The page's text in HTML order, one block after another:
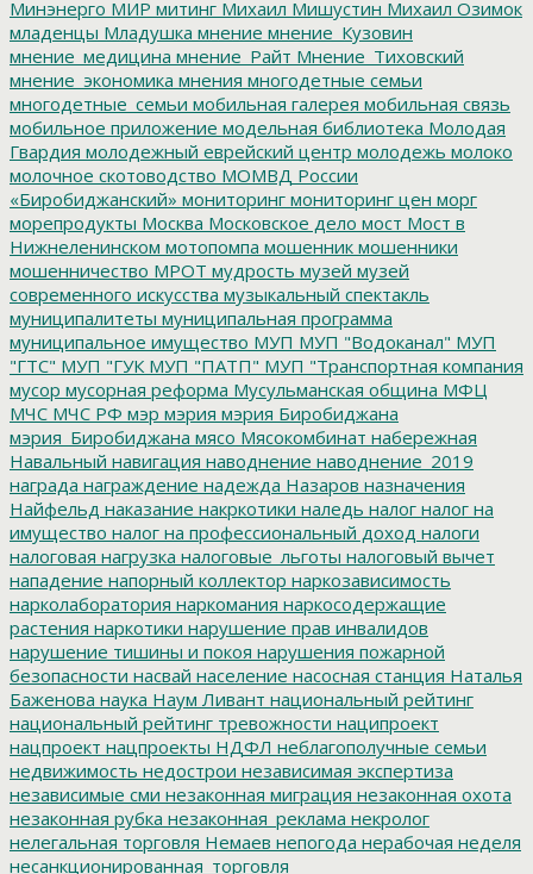
Минэнерго МИР митинг Михаил Мишустин Михаил Озимок
младенцы Младушка мнение мнение_Кузовин
мнение_медицина мнение_Райт Мнение_Тиховский
мнение_экономика мнения многодетные семьи
многодетные_семьи мобильная галерея мобильная связь
мобильное приложение модельная библиотека Молодая
Гвардия молодежный еврейский центр молодежь молоко
молочное скотоводство МОМВД России
«Биробиджанский» мониторинг мониторинг цен морг
морепродукты Москва Московское дело мост Мост в
Нижнеленинском мотопомпа мошенник мошенники
мошенничество МРОТ мудрость музей музей
современного искусства музыкальный спектакль
муниципалитеты муниципальная программа
муниципальное имущество МУП МУП "Водоканал" МУП
"ГТС" МУП "ГУК МУП "ПАТП" МУП "Транспортная компания
мусор мусорная реформа Мусульманская община МФЦ
МЧС МЧС РФ мэр мэрия мэрия Биробиджана
мэрия_Биробиджана мясо Мясокомбинат набережная
Навальный навигация наводнение наводнение_2019
награда награждение надежда Назаров назначения
Найфельд наказание накркотики наледь налог налог на
имущество налог на профессиональный доход налоги
налоговая нагрузка налоговые_льготы налоговый вычет
нападение напорный коллектор наркозависимость
нарколаборатория наркомания наркосодержащие
растения наркотики нарушение прав инвалидов
нарушение тишины и покоя нарушения пожарной
безопасности насвай население насосная станция Наталья
Баженова наука Наум Ливант национальный рейтинг
национальный рейтинг тревожности наципроект
нацпроект нацпроекты НДФЛ неблагополучные семьи
недвижимость недострои независимая экспертиза
независимые сми незаконная миграция незаконная охота
незаконная рубка незаконная_реклама некролог
нелегальная торговля Немаев непогода нерабочая неделя
несанкционированная_торговля